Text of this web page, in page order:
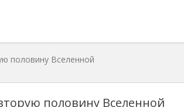
половину Вселенной
половину Вселенной